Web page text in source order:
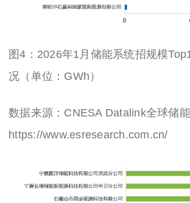
图4 ： 2026年1月 储能系统招规模
况（单位：GWh）
数据来源： CNESA Datalink全球储
https://www.esresearch.com.cn/